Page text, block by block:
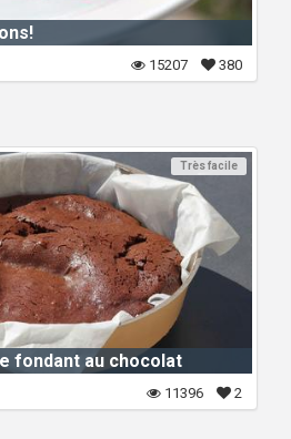
380
15207
Très facile
fondant au chocolat
2
11396